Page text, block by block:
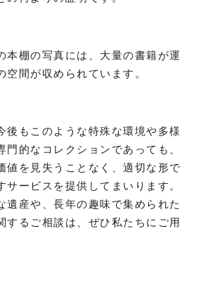
本棚の写真には、大量の書籍が運
空間が収められています。
後もこのような特殊な環境や多様
門的なコレクションであっても、
値を見失うことなく、適切な形で
サービスを提供してまいります。
遺産や、長年の趣味で集められた
するご相談は、ぜひ私たちにご用